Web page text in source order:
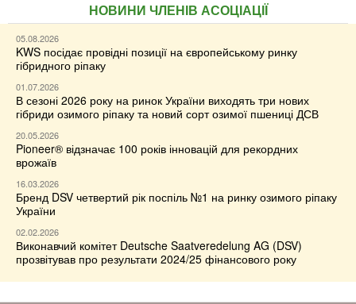
НОВИНИ ЧЛЕНІВ АСОЦІАЦІЇ
05.08.2026
KWS посідає провідні позиції на європейському ринку
гібридного ріпаку
01.07.2026
В сезоні 2026 року на ринок України виходять три нових
гібриди озимого ріпаку та новий сорт озимої пшениці ДСВ
20.05.2026
Pioneer® відзначає 100 років інновацій для рекордних
врожаїв
16.03.2026
Бренд DSV четвертий рік поспіль №1 на ринку озимого ріпаку
України
02.02.2026
Виконавчий комітет Deutsche Saatveredelung AG (DSV)
прозвітував про результати 2024/25 фінансового року